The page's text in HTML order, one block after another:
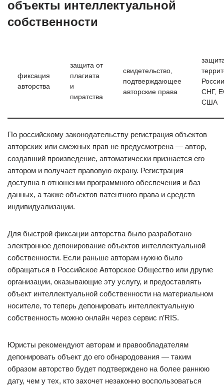
объекты интеллектуальной
собственности
фиксация
авторства
защита от
плагиата
и
пиратства
свидетельство,
подтверждающее
авторские права
СНГ,
США
По российскому законодательству регистрация объектов
авторских или смежных прав не предусмотрена — автор,
создавший произведение, автоматически признается его
автором и получает правовую охрану. Регистрация
доступна в отношении программного обеспечения и баз
данных, а также объектов патентного права и средств
индивидуализации.
Для быстрой фиксации авторства было разработано
электронное депонирование объектов интеллектуальной
собственности. Если раньше авторам нужно было
обращаться в Российское Авторское Общество или другие
организации, оказывающие эту услугу, и предоставлять
объект интеллектуальной собственности на материальном
носителе, то теперь депонировать интеллектуальную
собственность можно онлайн через сервис n’RIS.
Юристы рекомендуют авторам и правообладателям
депонировать объект до его обнародования — таким
образом авторство будет подтверждено на более раннюю
дату, чем у тех, кто захочет незаконно воспользоваться